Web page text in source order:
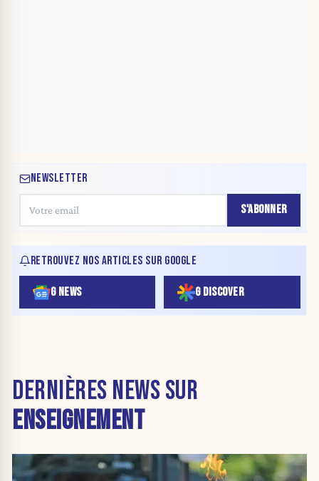
NEWSLETTER
S'ABONNER
RETROUVEZ NOS ARTICLES SUR GOOGLE
G NEWS G DISCOVER
DERNIÈRES NEWS SUR
ENSEIGNEMENT